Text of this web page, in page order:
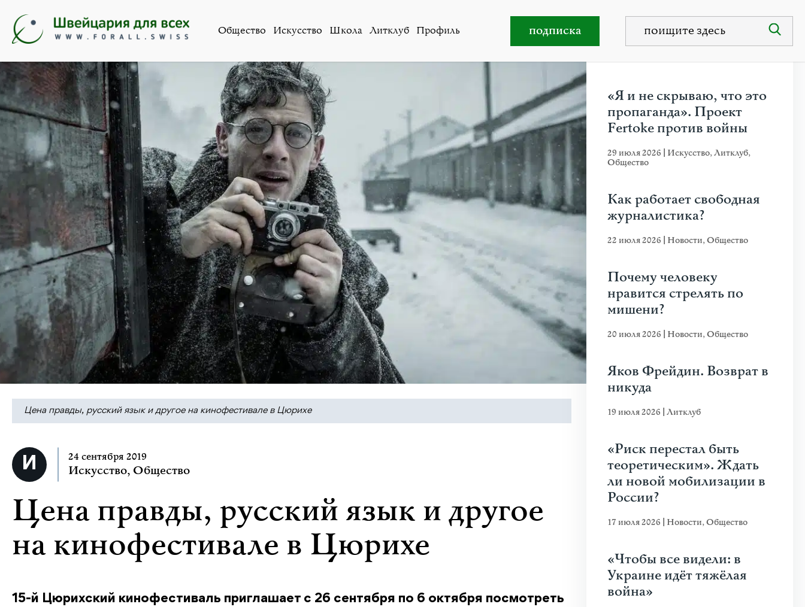
Общество Искусство Школа Литклуб Профиль подписка
Цена правды, русский язык и другое на кинофестивале в Цюрихе
Цена правды, русский язык и другое на кинофестивале в Цюрихе
24 сентября 2019
Искусство, Общество
Цена правды, русский язык и другое
на кинофестивале в Цюрихе
15-й Цюрихский кинофестиваль приглашает с 26 сентября по 6 октября посмотреть
«Я и не скрываю, что это
пропаганда». Проект
Fertoke против войны
29 июля 2026 Искусство,Литклуб,
Общество
Как работает свободная
журналистика?
22 июля 2026 Новости,Общество
Почему человеку
нравится стрелять по
мишени?
20 июля 2026 Новости,Общество
Яков Фрейдин. Возврат в
никуда
19 июля 2026 Литклуб
«Риск перестал быть
теоретическим». Ждать
ли новой мобилизации в
России?
17 июля 2026 Новости,Общество
«Чтобы все видели: в
Украине идёт тяжёлая
война»